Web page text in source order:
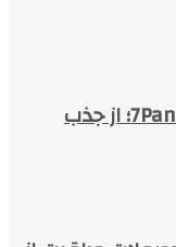
خدمات شبکه‌های اجتماعی 7Panel؛ از جذب